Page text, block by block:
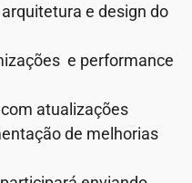
e design do
e performance
atualizações
de melhorias